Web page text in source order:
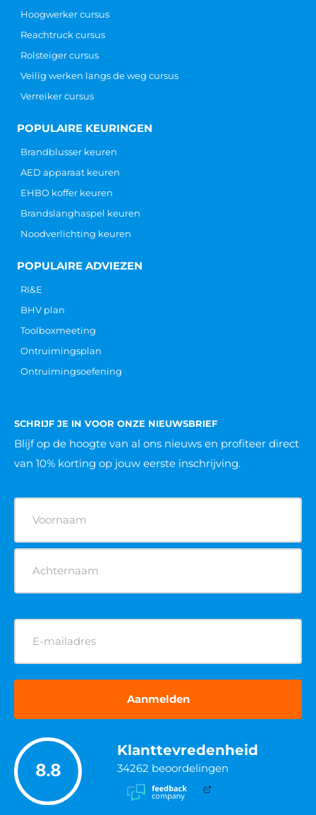
Hoogwerker cursus
Reachtruck cursus
Rolsteiger cursus
Veilig werken langs de weg cursus
Verreiker cursus
POPULAIRE KEURINGEN
Brandblusser keuren
AED apparaat keuren
EHBO koffer keuren
Brandslanghaspel keuren
Noodverlichting keuren
POPULAIRE ADVIEZEN
RI&E
BHV plan
Toolboxmeeting
Ontruimingsplan
Ontruimingsoefening
SCHRIJF JE IN VOOR ONZE NIEUWSBRIEF
Blijf op de hoogte van al ons nieuws en profiteer direct
van 10% korting op jouw eerste inschrijving.
(Vereist)
E-
mailadres
(Vereist)
8.8
Klanttevredenheid
34262 beoordelingen